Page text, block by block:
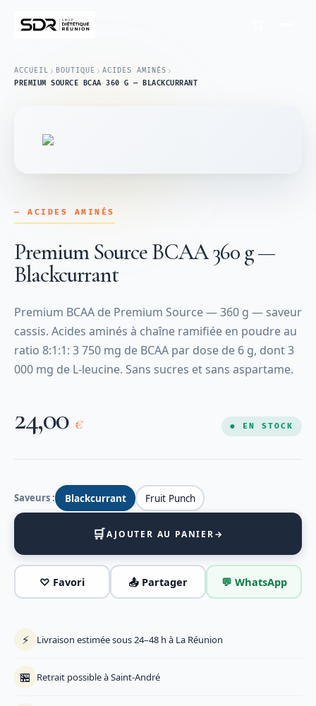
ACCUEIL › BOUTIQUE › ACIDES AMINÉS ›
PREMIUM SOURCE BCAA 360 G — BLACKCURRANT
— ACIDES AMINÉS
Premium Source BCAA 360 g —
Blackcurrant
Premium BCAA de Premium Source — 360 g — saveur
cassis. Acides aminés à chaîne ramifiée en poudre au
ratio 8:1:1: 3 750 mg de BCAA par dose de 6 g, dont 3
000 mg de L-leucine. Sans sucres et sans aspartame.
24,00 € ● EN STOCK
Saveurs : Blackcurrant Fruit Punch
🛒AJOUTER AU PANIER→
♡ Favori 📤 Partager 💬 WhatsApp
⚡ Livraison estimée sous 24–48 h à La Réunion
🏪 Retrait possible à Saint-André